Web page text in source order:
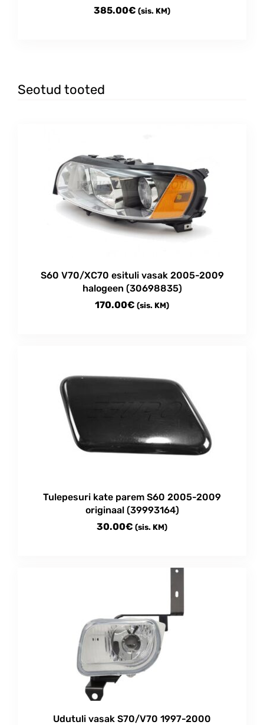
385.00€ (sis. KM)
Seotud tooted
S60 V70/XC70 esituli vasak 2005-2009
halogeen (30698835)
170.00€ (sis. KM)
Tulepesuri kate parem S60 2005-2009
originaal (39993164)
30.00€ (sis. KM)
Udutuli vasak S70/V70 1997-2000